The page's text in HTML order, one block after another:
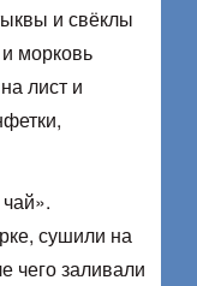
и свёклы
морковь
лист и
сушили на
чего заливали